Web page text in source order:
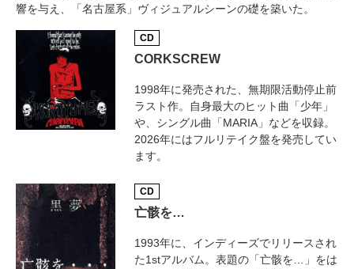
響を与え、「名古屋系」ヴィジュアルシーンの礎を築いた。
CD
CORKSCREW
1998年に発売された、無期限活動停止前
ラスト作。自身最大のヒット曲「少年」
や、シングル曲「MARIA」などを収録。
2026年にはフルリテイク盤を発売してい
ます。
CD
亡骸を…
1993年に、インディーズでリリースされ
た1stアルバム。表題の「亡骸を…」をは